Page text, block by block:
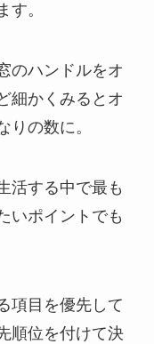
す。
のハンドルをオ
細かくみるとオ
りの数に。
活する中で最も
いポイントでも
項目を優先して
順位を付けて決